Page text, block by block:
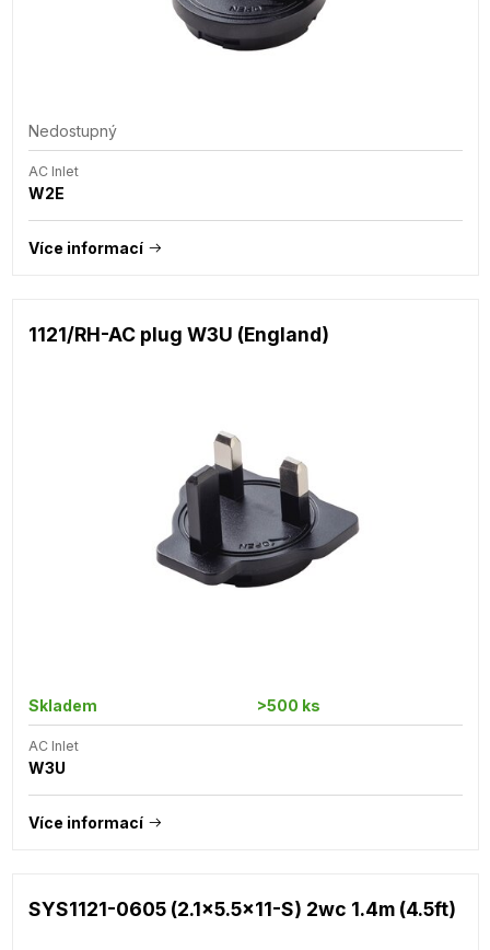
Nedostupný
AC Inlet
W2E
Více informací
1121/RH-AC plug W3U (England)
Skladem >500 ks
AC Inlet
W3U
Více informací
SYS1121-0605 (2.1x5.5x11-S) 2wc 1.4m (4.5ft)